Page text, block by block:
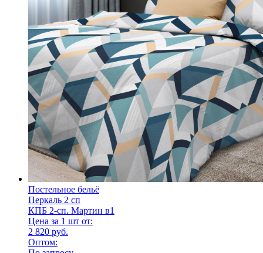
Постельное бельё
Перкаль 2 сп
КПБ 2-сп. Мартин в1
Цена за 1 шт от:
2 820 руб.
Оптом: